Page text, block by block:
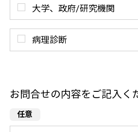
大学、政府/研究機関
病理診断
お問合せの内容をご記入く